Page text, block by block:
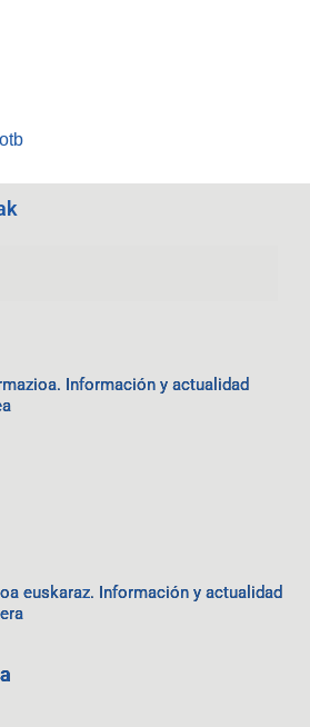
Información y actualidad
euskaraz. Información y actualidad